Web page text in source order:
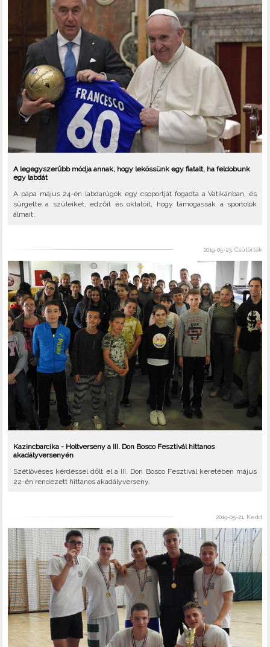
A legegyszerűbb módja annak, hogy lekössünk egy fiatalt, ha feldobunk
egy labdát
A pápa május 24-én labdarúgók egy csoportját fogadta a Vatikánban, és
sürgette a szüleiket, edzőit és oktatóit, hogy támogassák a sportolók
álmait.
2019-05-23, Csütörtök
Kazincbarcika - Holtverseny a III. Don Bosco Fesztivál hittanos
akadályversenyén
Szétlövéses kérdéssel dőlt el a III. Don Bosco Fesztivál keretében május
22-én rendezett hittanos akadályverseny.
2019-05-21, Kedd